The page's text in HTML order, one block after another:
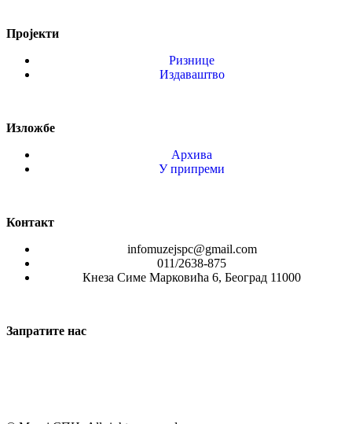
Пројекти
Ризнице
Издаваштво
Изложбе
Архива
У припреми
Контакт
infomuzejspc@gmail.com
011/2638-875
Кнеза Симе Марковића 6, Београд 11000
Запратите нас